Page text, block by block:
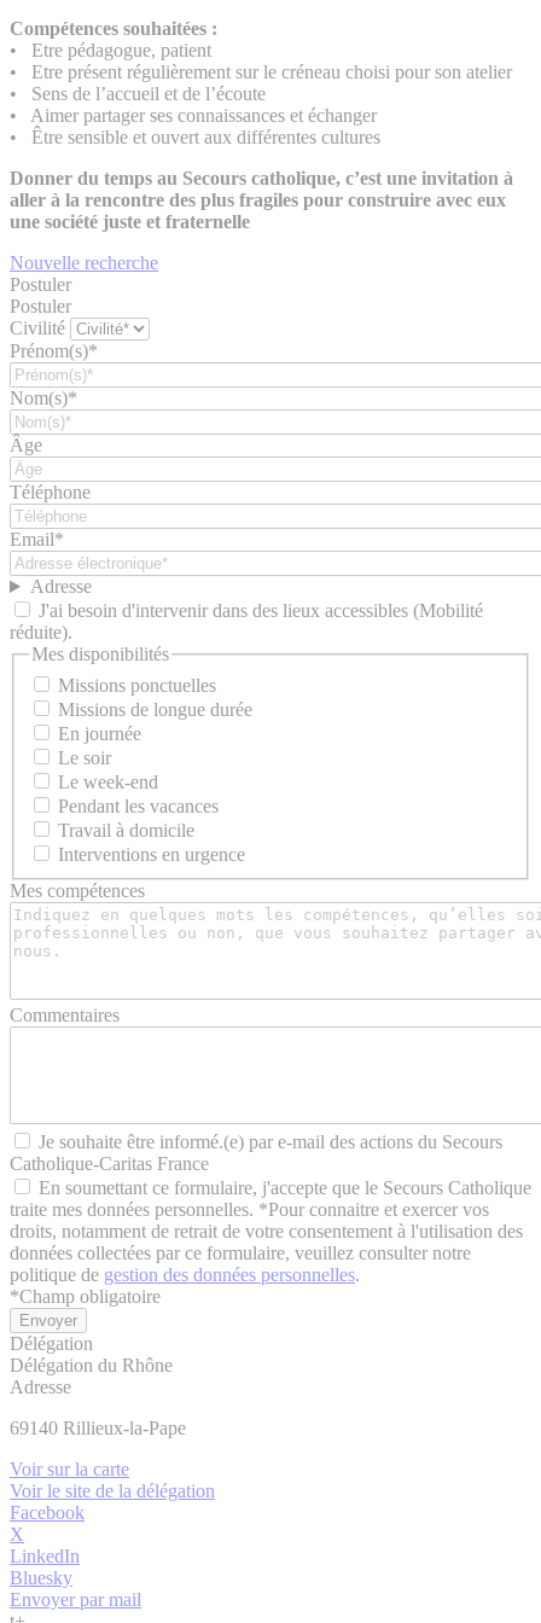
Compétences souhaitées :
• Etre pédagogue, patient
• Etre présent régulièrement sur le créneau choisi pour son atelier
• Sens de l’accueil et de l’écoute
• Aimer partager ses connaissances et échanger
• Être sensible et ouvert aux différentes cultures
Donner du temps au Secours catholique, c’est une invitation à
aller à la rencontre des plus fragiles pour construire avec eux
une société juste et fraternelle
Nouvelle recherche
Postuler
Postuler
Civilité
Prénom(s)*
Nom(s)*
Âge
Téléphone
Email*
Adresse
J'ai besoin d'intervenir dans des lieux accessibles (Mobilité
réduite).
Mes disponibilités
Missions ponctuelles
Missions de longue durée
En journée
Le soir
Le week-end
Pendant les vacances
Travail à domicile
Interventions en urgence
Mes compétences
Commentaires
Je souhaite être informé.(e) par e-mail des actions du Secours
Catholique-Caritas France
En soumettant ce formulaire, j'accepte que le Secours Catholique
traite mes données personnelles. *Pour connaitre et exercer vos
droits, notamment de retrait de votre consentement à l'utilisation des
données collectées par ce formulaire, veuillez consulter notre
politique de gestion des données personnelles.
*Champ obligatoire
Délégation
Délégation du Rhône
Adresse
69140 Rillieux-la-Pape
Voir sur la carte
Voir le site de la délégation
Facebook
X
LinkedIn
Bluesky
Envoyer par mail